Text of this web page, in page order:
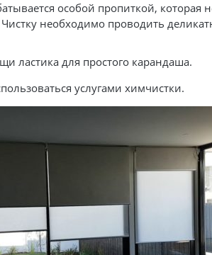
особой пропиткой,
необходимо проводить
ластика для простого карандаша.
услугами химчистки.